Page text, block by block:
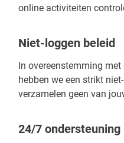
online activiteiten
Niet-loggen beleid
In overeenstemming met
hebben we een strikt
verzamelen geen van
24/7 ondersteuning